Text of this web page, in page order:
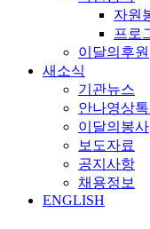
자원
프로
이달의후원
새소식
기관뉴스
안나영상
이달의봉사
보도자료
공지사항
채용정보
ENGLISH